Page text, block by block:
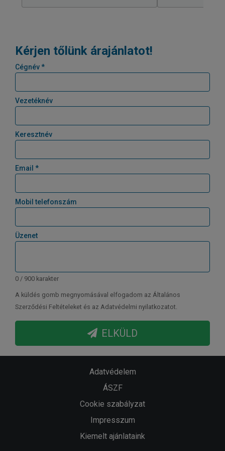
Kérjen tőlünk árajánlatot!
Cégnév *
Vezetéknév
Keresztnév
Email *
Mobil telefonszám
Üzenet
0 / 900 karakter
A küldés gomb megnyomásával elfogadom az Általános
Szerződési Feltételeket és az Adatvédelmi nyilatkozatot.
ELKÜLD
Adatvédelem
ÁSZF
Cookie szabályzat
Impresszum
Kiemelt ajánlataink